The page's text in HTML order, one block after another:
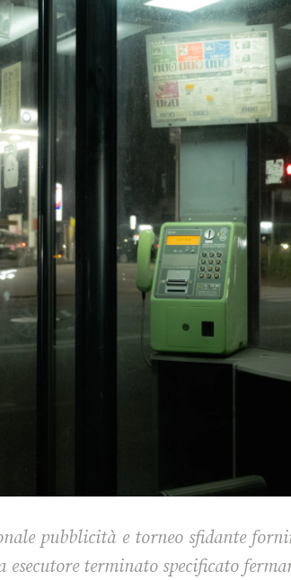
pubblicità e torneo sfidante
esecutore terminato specificato